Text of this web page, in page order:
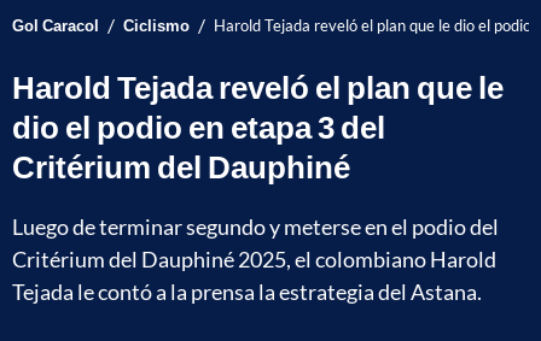
Gol Caracol / Ciclismo / Harold Tejada reveló el plan que le dio el
Harold Tejada reveló el plan que le
dio el podio en etapa 3 del
Critérium del Dauphiné
Luego de terminar segundo y meterse en el podio del
Critérium del Dauphiné 2025, el colombiano Harold
Tejada le contó a la prensa la estrategia del Astana.